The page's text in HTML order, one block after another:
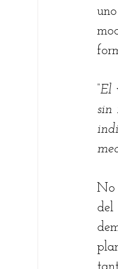
Fare Suárez
Bernardo
Ariel
sin
No